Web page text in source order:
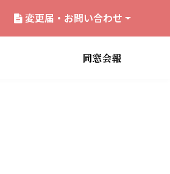
変更届・お問い合わせ
同窓会報